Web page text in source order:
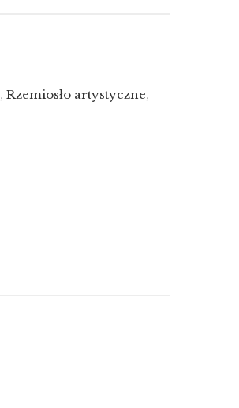
,Rzemiosło artystyczne,